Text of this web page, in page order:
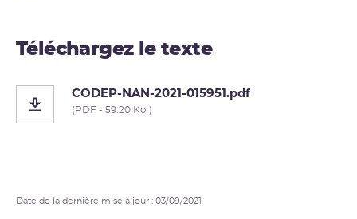
Téléchargez le texte
CODEP-NAN-2021-015951.pdf
(PDF - 59.20 Ko )
Date de la dernière mise à jour : 03/09/2021